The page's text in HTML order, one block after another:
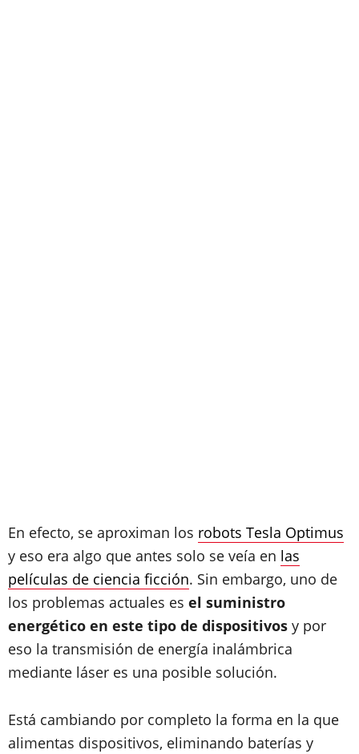
En efecto, se aproximan los robots Tesla Optimus
y eso era algo que antes solo se veía en las
películas de ciencia ficción. Sin embargo, uno de
los problemas actuales es el suministro
energético en este tipo de dispositivos y por
eso la transmisión de energía inalámbrica
mediante láser es una posible solución.
Está cambiando por completo la forma en la que
alimentas dispositivos, eliminando baterías y